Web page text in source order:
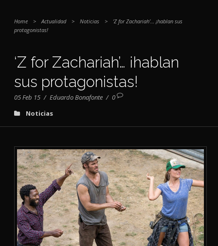
Home > Actualidad > Noticias >
‘Z for Zachariah’… ¡hablan sus
protagonistas!
‘Z for Zachariah’… ¡hablan
sus protagonistas!
05 Feb 15 / Eduardo Bonafonte / 0
Noticias